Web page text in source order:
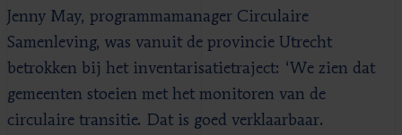
Jenny May, programmamanager Circulaire
Samenleving, was vanuit de provincie Utrecht
betrokken bij het inventarisatietraject: ‘We zien dat
gemeenten stoeien met het monitoren van de
circulaire transitie. Dat is goed verklaarbaar.